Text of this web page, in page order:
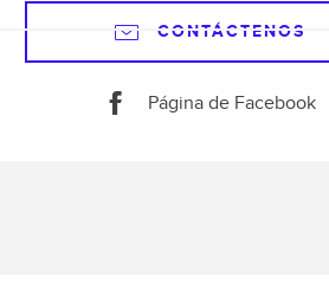
CONTÁCTENOS
Página de Facebook